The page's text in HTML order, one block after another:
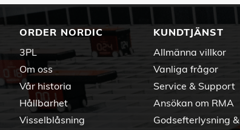
ORDER NORDIC
3PL
Om oss
Vår historia
Hållbarhet
Visselblåsning
KUNDTJÄNST
Allmänna villkor
Vanliga frågor
Service & Support
Ansökan om RMA
Godsefterlysning &